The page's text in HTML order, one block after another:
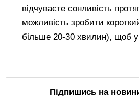
відчуваєте сонливість
можливість зробити
більше 20-30 хвилин), щоб
Підпишись на